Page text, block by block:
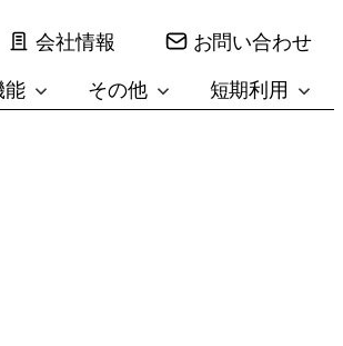
会社情報 お問い合わせ
能 その他 短期利用